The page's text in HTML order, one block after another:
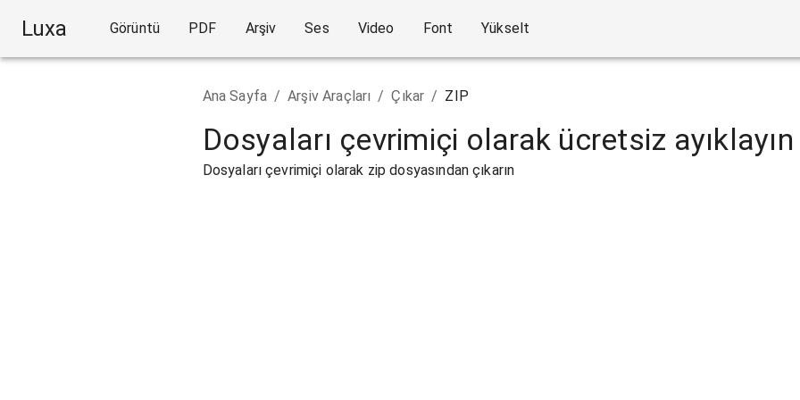
Luxa Görüntü PDF Arşiv Ses Video Font Yükselt
Ana Sayfa / Arşiv Araçları / Çıkar / ZIP
Dosyaları çevrimiçi olarak ücretsiz ayıklayın
Dosyaları çevrimiçi olarak zip dosyasından çıkarın